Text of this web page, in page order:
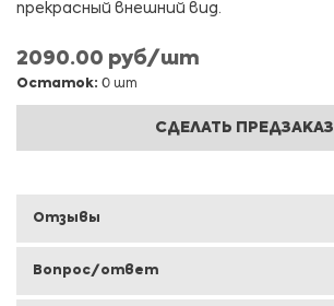
прекрасный внешний вид.
2090.00 руб/шт
Остаток: 0 шт
СДЕЛАТЬ ПРЕДЗАКАЗ
Отзывы
Вопрос/ответ